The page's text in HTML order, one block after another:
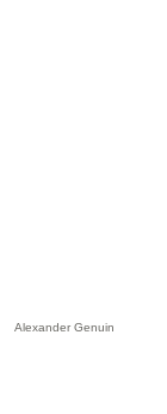
Alexander Genuin